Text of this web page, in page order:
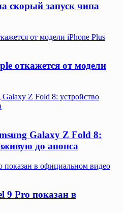
скорый запуск чипа
от модели iPhone Plus
откажется от модели
Galaxy Z Fold 8: устройство
Galaxy Z Fold 8:
до анонса
в официальном видео
9 Pro показан в